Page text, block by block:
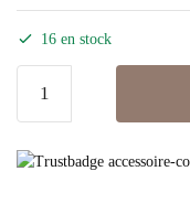
16 en stock